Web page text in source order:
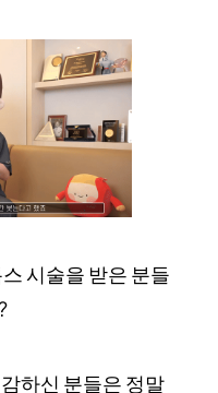
시술을 받은 분들
하신 분들은 정말